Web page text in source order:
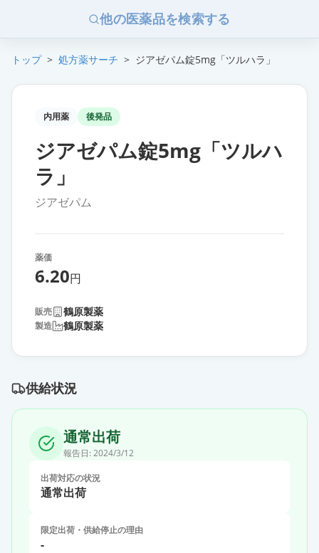
他の医薬品を検索する
トップ > 処方薬サーチ > ジアゼパム錠5mg「ツルハラ」
内用薬 後発品
ジアゼパム錠5mg「ツルハ
ラ」
ジアゼパム
薬価
6.20円
販売 鶴原製薬
製造 鶴原製薬
供給状況
通常出荷
報告日: 2024/3/12
出荷対応の状況
通常出荷
限定出荷・供給停止の理由
-